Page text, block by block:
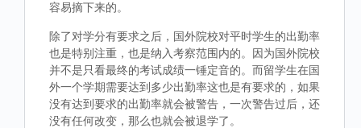
容易摘下来的。
除了对学分有要求之后，国外院校对平时学生的出勤率
也是特别注重，也是纳入考察范围内的。因为国外院校
并不是只看最终的考试成绩一锤定音的。而留学生在国
外一个学期需要达到多少出勤率这也是有要求的，如果
没有达到要求的出勤率就会被警告，一次警告过后，还
没有任何改变，那么也就会被退学了。